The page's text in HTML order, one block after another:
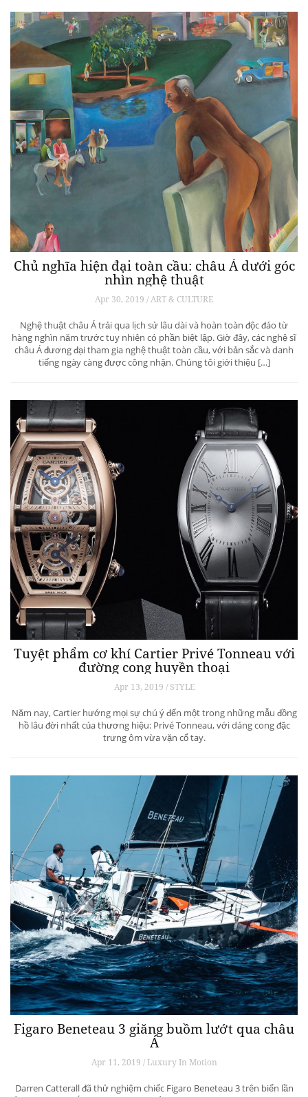
Chủ nghĩa hiện đại toàn cầu: châu Á dưới góc
nhìn nghệ thuật
Apr 30, 2019 / ART & CULTURE
Nghệ thuật châu Á trải qua lịch sử lâu dài và hoàn toàn độc đáo từ
hàng nghìn năm trước tuy nhiên có phần biệt lập. Giờ đây, các nghệ sĩ
châu Á đương đại tham gia nghệ thuật toàn cầu, với bản sắc và danh
tiếng ngày càng được công nhận. Chúng tôi giới thiệu […]
Tuyệt phẩm cơ khí Cartier Privé Tonneau với
đường cong huyền thoại
Apr 13, 2019 / STYLE
Năm nay, Cartier hướng mọi sự chú ý đến một trong những mẫu đồng
hồ lâu đời nhất của thương hiệu: Privé Tonneau, với dáng cong đặc
trưng ôm vừa vặn cổ tay.
Figaro Beneteau 3 giăng buồm lướt qua châu
Á
Apr 11, 2019 / Luxury In Motion
Darren Catterall đã thử nghiệm chiếc Figaro Beneteau 3 trên biển lần